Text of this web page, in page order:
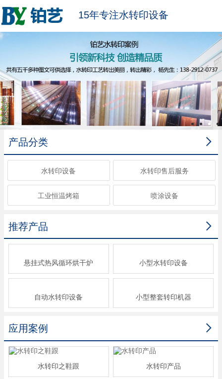
15年专注水转印设备

产品分类
水转印设备 水转印售后服务
工业恒温烤箱 喷涂设备

推荐产品
悬挂式热风循环烘干炉 小型水转印设备
自动水转印设备 小型整套转印机器

应用案例
水转印之鞋跟 水转印产品